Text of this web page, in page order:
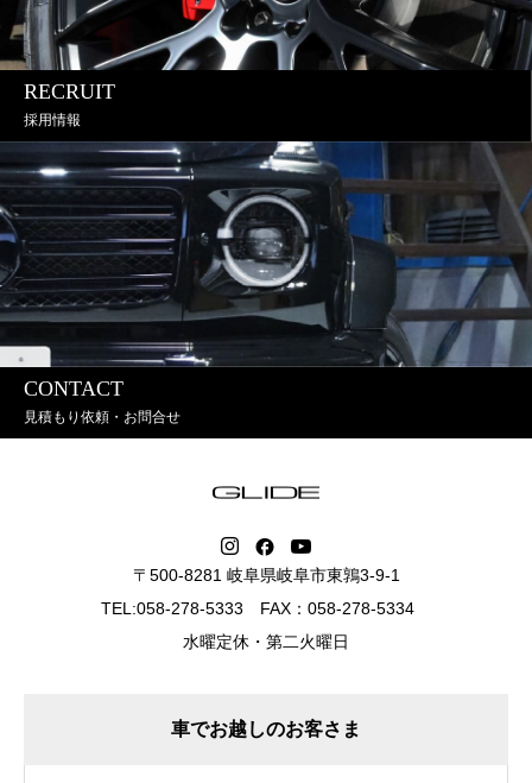
RECRUIT
採用情報
CONTACT
見積もり依頼・お問合せ
〒500-8281 岐阜県岐阜市東鶉3-9-1
TEL:058-278-5333 FAX：058-278-5334
水曜定休・第二火曜日
車でお越しのお客さま